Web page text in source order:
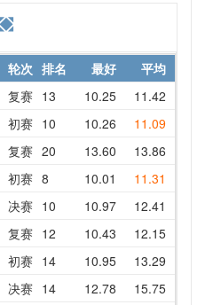
轮次 排名 最好 平均
复赛 13 10.25 11.42
初赛 10 10.26 11.09
复赛 20 13.60 13.86
初赛 8 10.01 11.31
决赛 10 10.97 12.41
复赛 12 10.43 12.15
初赛 14 10.95 13.29
决赛 14 12.78 15.75